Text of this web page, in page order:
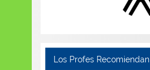
Los Profes Recomiendan